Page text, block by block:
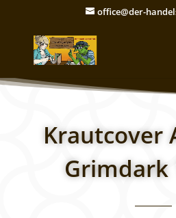
office@der-
Krautcover
Grimdark